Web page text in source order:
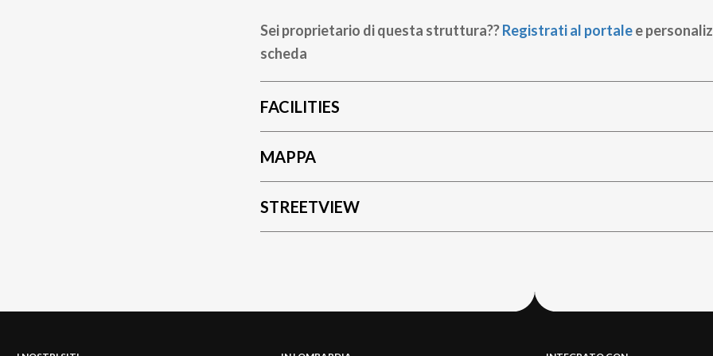
Sei proprietario di questa struttura??Registrati al portalee
scheda
FACILITIES
MAPPA
STREETVIEW